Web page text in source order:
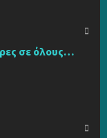
σε όλους…